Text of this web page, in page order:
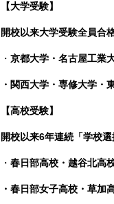
【大学受験】
開校以来大学受験全員合
・ 京都大学・名古屋工業
・関西大学・専修大学
【高校受験】
開校以来6年連続「学校
・ 春日部高校・越谷北高
・春日部女子高校・草加